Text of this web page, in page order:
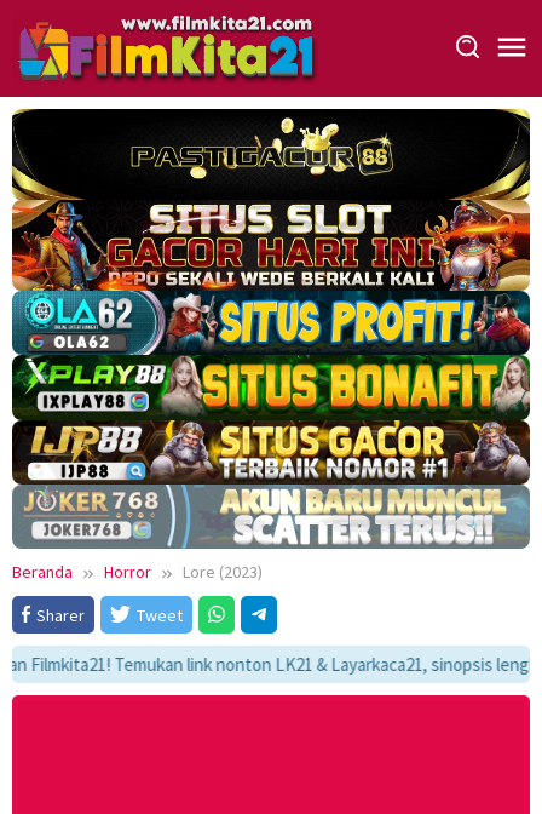
konten
Beranda Horror
Lore (2023)
Sharer
Tweet
Temukan link nonton LK21 & Layarkaca21, sinopsis